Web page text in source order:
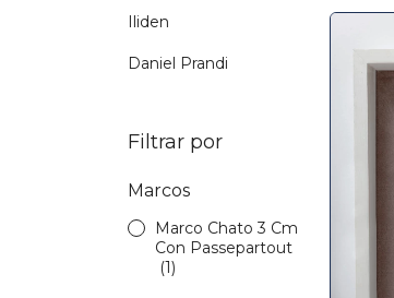
Iliden
Daniel Prandi
Filtrar por
Marcos
Marco Chato 3 Cm
Con Passepartout
(1)